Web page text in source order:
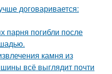
договаривается:
парня погибли после
камня из
всё выглядит почти